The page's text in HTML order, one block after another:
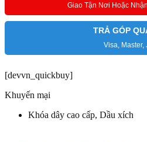
Giao Tận Nơi Hoặc
TRẢ GÓP
Visa, Master,
[devvn_quickbuy]
Khuyến mại
Khóa dây cao cấp, Dầu xích